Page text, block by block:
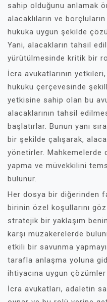
sahip olduğunu anlamak
alacaklıların ve
hukuka uygun şekilde
Yani, alacakların tahsil
yürütülmesinde kritik bir
İcra avukatlarının
hukuku çerçevesinde
yetkisine sahip olan bu
alacaklarının tahsil
başlatırlar. Bunun yanı
bir şekilde çalışarak,
yönetirler. Mahkemelerde
yapma ve müvekkilini
bulunur.
Her dosya bir diğerinden
birinin özel koşullarını
stratejik bir yaklaşım
karşı müzakerelerde
etkili bir savunma
tarafla anlaşma yoluna
ihtiyacına uygun çözümler
İcra avukatları, adaletin